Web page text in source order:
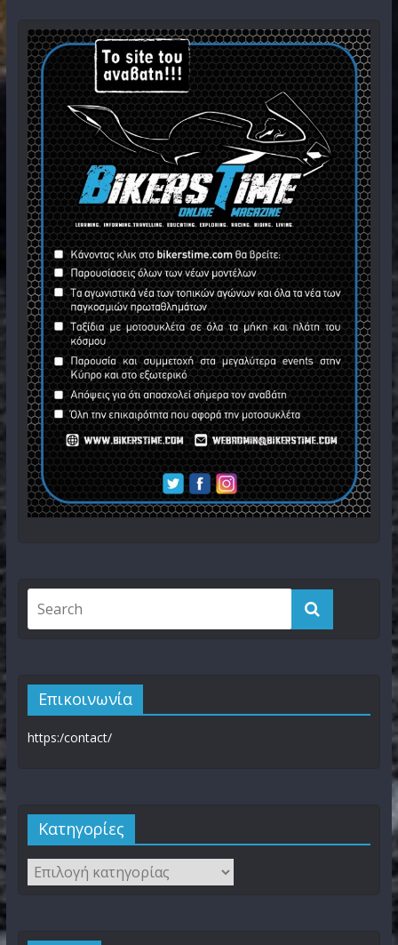
Επικοινωνία
https:/contact/
Kατηγορίες